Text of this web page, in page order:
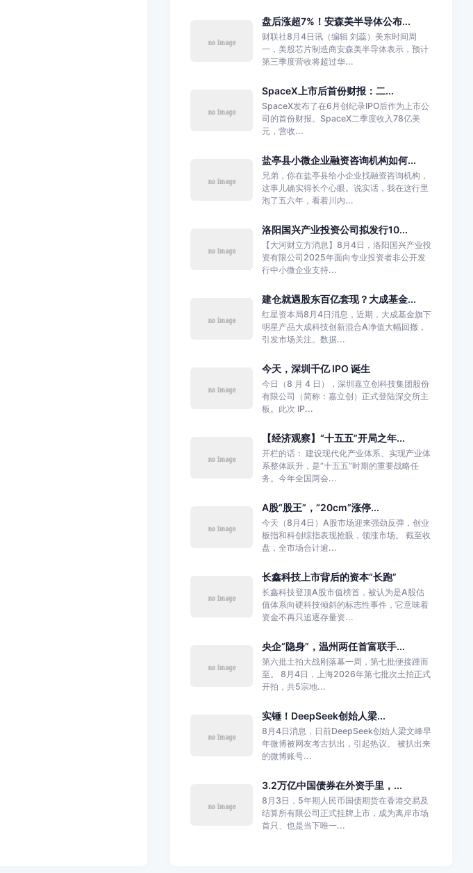
盘后涨超7%！安森美半导体公布...
财联社8月4日讯（编辑 刘蕊）美东时间周
一，美股芯片制造商安森美半导体表示，预计
第三季度营收将超过华...
SpaceX上市后首份财报：二...
SpaceX发布了在6月创纪录IPO后作为上市公
司的首份财报。SpaceX二季度收入78亿美
元，营收...
盐亭县小微企业融资咨询机构如何...
兄弟，你在盐亭县给小企业找融资咨询机构，
这事儿确实得长个心眼。说实话，我在这行里
泡了五六年，看着川内...
洛阳国兴产业投资公司拟发行10...
【大河财立方消息】8月4日，洛阳国兴产业投
资有限公司2025年面向专业投资者非公开发
行中小微企业支持...
建仓就遇股东百亿套现？大成基金...
红星资本局8月4日消息，近期，大成基金旗下
明星产品大成科技创新混合A净值大幅回撤，
引发市场关注。数据...
今天，深圳千亿 IPO 诞生
今日（8 月 4 日），深圳嘉立创科技集团股份
有限公司（简称：嘉立创）正式登陆深交所主
板。此次 IP...
【经济观察】“十五五”开局之年...
开栏的话： 建设现代化产业体系、实现产业体
系整体跃升，是“十五五”时期的重要战略任
务。今年全国两会...
A股“股王”，“20cm”涨停...
今天（8月4日）A股市场迎来强劲反弹，创业
板指和科创综指表现抢眼，领涨市场。 截至收
盘，全市场合计逾...
长鑫科技上市背后的资本“长跑”
长鑫科技登顶A股市值榜首，被认为是A股估
值体系向硬科技倾斜的标志性事件，它意味着
资金不再只追逐存量资...
央企“隐身”，温州两任首富联手...
第六批土拍大战刚落幕一周，第七批便接踵而
至。 8月4日，上海2026年第七批次土拍正式
开拍，共5宗地...
实锤！DeepSeek创始人梁...
8月4日消息，日前DeepSeek创始人梁文峰早
年微博被网友考古扒出，引起热议。 被扒出来
的微博账号...
3.2万亿中国债券在外资手里，...
8月3日，5年期人民币国债期货在香港交易及
结算所有限公司正式挂牌上市，成为离岸市场
首只、也是当下唯一...